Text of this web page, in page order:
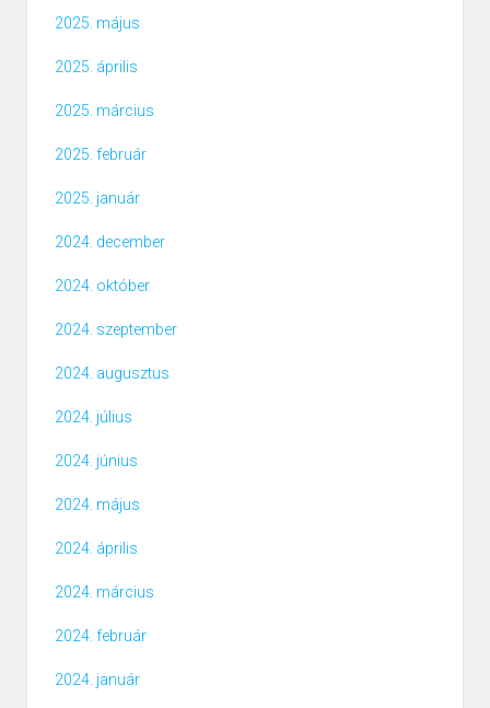
2025. május
2025. április
2025. március
2025. február
2025. január
2024. december
2024. október
2024. szeptember
2024. augusztus
2024. július
2024. június
2024. május
2024. április
2024. március
2024. február
2024. január